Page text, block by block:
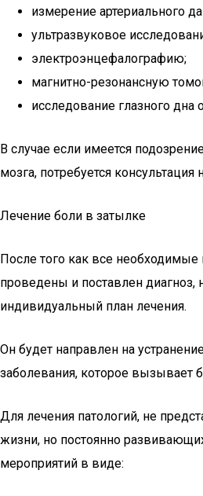
измерение артериального
ультразвуковое
электроэнцефалографию;
магнитно-резонансную
исследование глазного дна
В случае если имеется
мозга, потребуется консультация
Лечение боли в затылке
После того как все необходимые
проведены и поставлен диагноз,
индивидуальный план лечения.
Он будет направлен на
заболевания, которое вызывает
Для лечения патологий, не
жизни, но постоянно
мероприятий в виде: